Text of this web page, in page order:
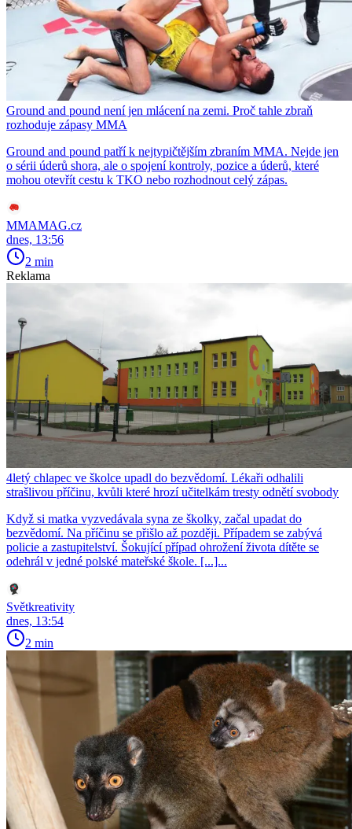
Ground and pound není jen mlácení na zemi. Proč tahle zbraň
rozhoduje zápasy MMA
Ground and pound patří k nejtypičtějším zbraním MMA. Nejde jen
o sérii úderů shora, ale o spojení kontroly, pozice a úderů, které
mohou otevřít cestu k TKO nebo rozhodnout celý zápas.
MMAMAG.cz
dnes, 13:56
2 min
Reklama
4letý chlapec ve školce upadl do bezvědomí. Lékaři odhalili
strašlivou příčinu, kvůli které hrozí učitelkám tresty odnětí svobody
Když si matka vyzvedávala syna ze školky, začal upadat do
bezvědomí. Na příčinu se přišlo až později. Případem se zabývá
policie a zastupitelství. Šokující případ ohrožení života dítěte se
odehrál v jedné polské mateřské škole. [...]...
Světkreativity
dnes, 13:54
2 min